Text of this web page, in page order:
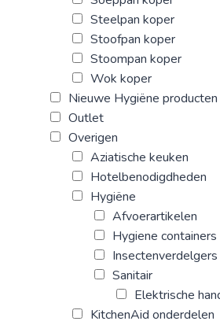
Steelpan koper
Stoofpan koper
Stoompan koper
Wok koper
Nieuwe Hygiëne producten
Outlet
Overigen
Aziatische keuken
Hotelbenodigdheden
Hygiëne
Afvoerartikelen
Hygiene containers
Insectenverdelgers
Sanitair
Elektrische
KitchenAid onderdelen